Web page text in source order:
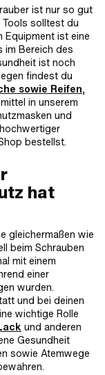
ist nur so gut
solltest du
Equipment ist eine
Bereich des
ist noch
findest du
sowie Reifen,
in unserem
und
bestellst.
hat
gleichermaßen wie
beim Schrauben
mit einem
einer
wurden.
und bei deinen
wichtige Rolle
und anderen
Gesundheit
sowie Atemwege